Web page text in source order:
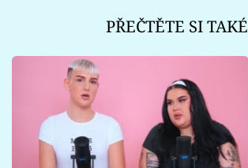
PŘEČTĚTE SI TAKÉ